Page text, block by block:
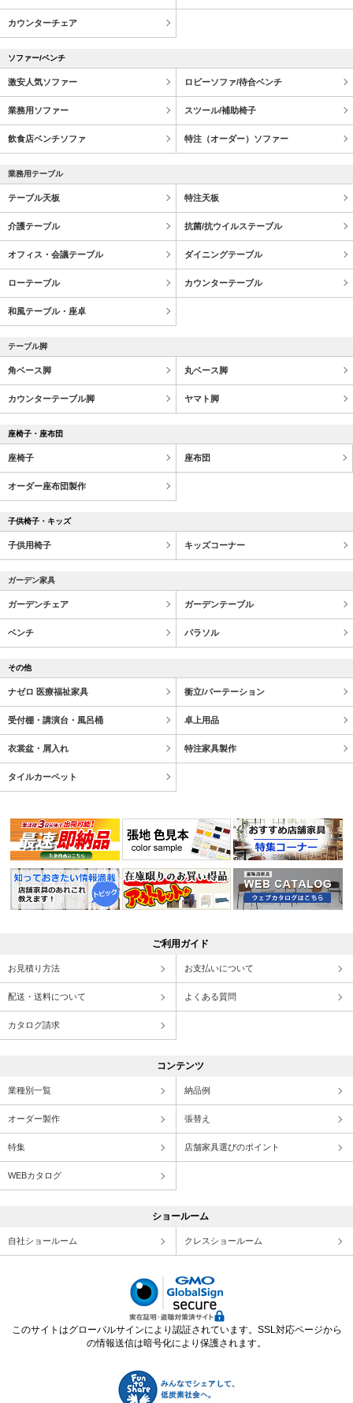
カウンターチェア
ソファー/ベンチ
激安人気ソファー ロビーソファ/待合ベンチ
業務用ソファー スツール/補助椅子
飲食店ベンチソファ 特注（オーダー）ソファー
業務用テーブル
テーブル天板 特注天板
介護テーブル 抗菌/抗ウイルステーブル
オフィス・会議テーブル ダイニングテーブル
ローテーブル カウンターテーブル
和風テーブル・座卓
テーブル脚
角ベース脚 丸ベース脚
カウンターテーブル脚 ヤマト脚
座椅子・座布団
座椅子 座布団
オーダー座布団製作
子供椅子・キッズ
子供用椅子 キッズコーナー
ガーデン家具
ガーデンチェア ガーデンテーブル
ベンチ パラソル
その他
ナゼロ 医療福祉家具 衝立/パーテーション
受付棚・講演台・風呂桶 卓上用品
衣裳盆・屑入れ 特注家具製作
タイルカーペット
ご利用ガイド
お見積り方法 お支払いについて
配送・送料について よくある質問
カタログ請求
コンテンツ
業種別一覧 納品例
オーダー製作 張替え
特集 店舗家具選びのポイント
WEBカタログ
ショールーム
自社ショールーム クレスショールーム
このサイトはグローバルサインにより認証されています。SSL対応ページから
の情報送信は暗号化により保護されます。